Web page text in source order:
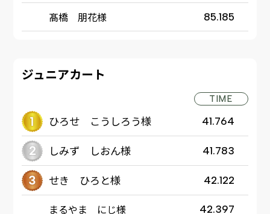
髙橋 朋花様 85.185
ジュニアカート
TIME
ひろせ こうしろう様 41.764
しみず しおん様 41.783
せき ひろと様 42.122
まるやま にじ様 42.397